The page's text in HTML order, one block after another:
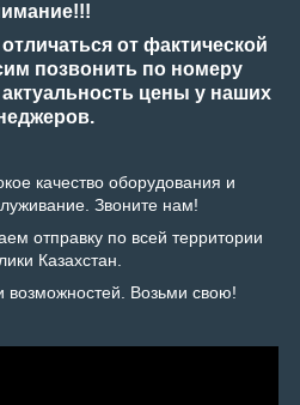
от фактической
позвонить по номеру
цены у наших
качество оборудования и
Звоните нам!
отправку по всей территории
Казахстан.
Возьми свою!